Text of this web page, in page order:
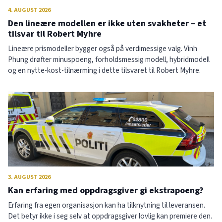
4. AUGUST 2026
Den lineære modellen er ikke uten svakheter – et
tilsvar til Robert Myhre
Lineære prismodeller bygger også på verdimessige valg. Vinh
Phung drøfter minuspoeng, forholdsmessig modell, hybridmodell
og en nytte-kost-tilnærming i dette tilsvaret til Robert Myhre.
3. AUGUST 2026
Kan erfaring med oppdragsgiver gi ekstrapoeng?
Erfaring fra egen organisasjon kan ha tilknytning til leveransen.
Det betyr ikke i seg selv at oppdragsgiver lovlig kan premiere den.